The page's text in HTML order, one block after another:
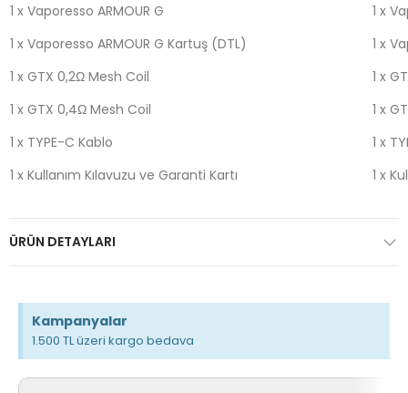
1 x Vaporesso ARMOUR G
1 x Vaporesso ARMOUR G Kartuş (DTL)
1 x GTX 0,2Ω Mesh Coil
1 x GTX 0,4Ω Mesh Coil
1 x TYPE-C Kablo
1 x Kullanım Kılavuzu ve Garanti Kartı
1 x
1 x
1 x
1 x
1 x
1 x
ÜRÜN DETAYLARI
Kampanyalar
1.500 TL üzeri kargo bedava